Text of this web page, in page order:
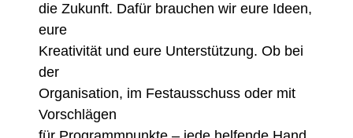
die Zukunft. Dafür brauchen wir eure Ideen,
eure
Kreativität und eure Unterstützung. Ob bei
der
Organisation, im Festausschuss oder mit
Vorschlägen